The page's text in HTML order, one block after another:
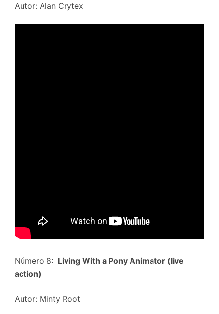
Autor: Alan Crytex
Número 8: Living With a Pony Animator (live
action)
Autor: Minty Root